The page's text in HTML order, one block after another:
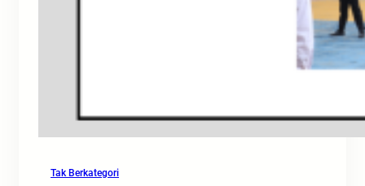
Tak Berkategori